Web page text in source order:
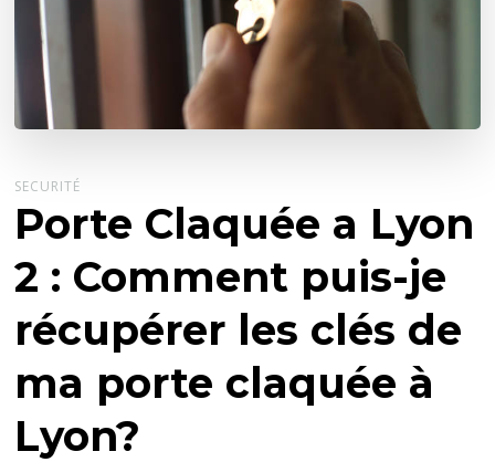
SECURITÉ
Porte Claquée a Lyon
2 : Comment puis-je
récupérer les clés de
ma porte claquée à
Lyon?